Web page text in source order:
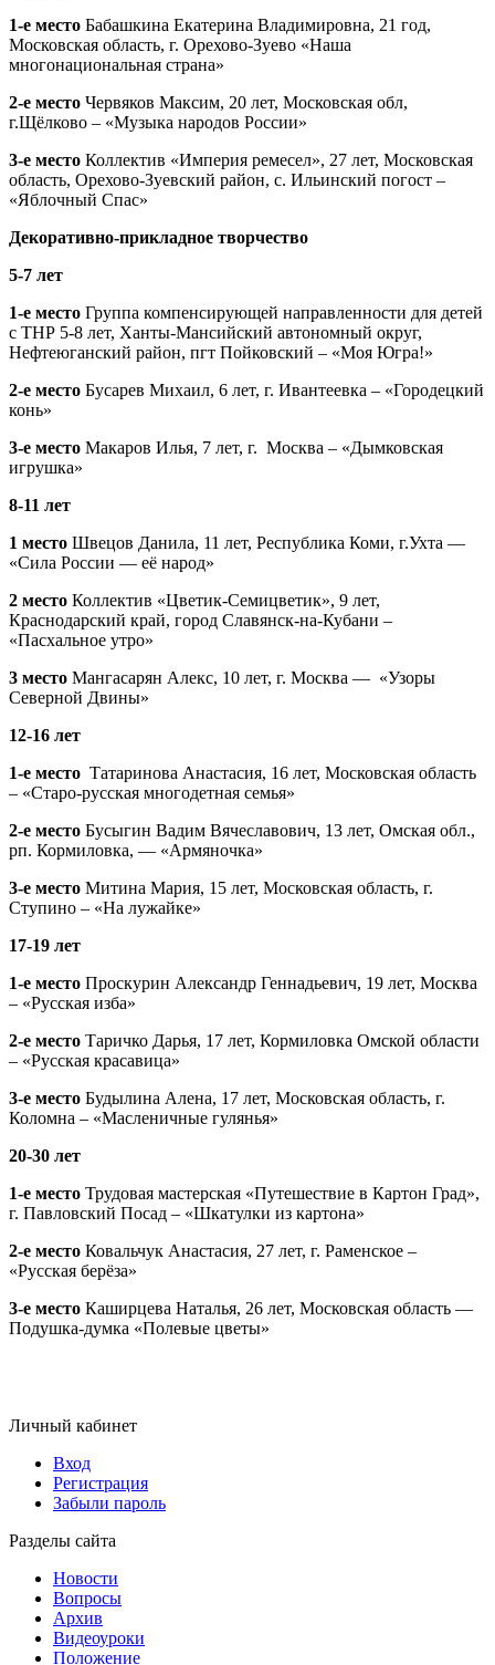
1-е место Бабашкина Екатерина Владимировна, 21 год,
Московская область, г. Орехово-Зуево «Наша
многонациональная страна»
2-е место Червяков Максим, 20 лет, Московская обл,
г.Щёлково – «Музыка народов России»
3-е место Коллектив «Империя ремесел», 27 лет, Московская
область, Орехово-Зуевский район, с. Ильинский погост –
«Яблочный Спас»
Декоративно-прикладное творчество
5-7 лет
1-е место Группа компенсирующей направленности для детей
с ТНР 5-8 лет, Ханты-Мансийский автономный округ,
Нефтеюганский район, пгт Пойковский – «Моя Югра!»
2-е место Бусарев Михаил, 6 лет, г. Ивантеевка – «Городецкий
конь»
3-е место Макаров Илья, 7 лет, г. Москва – «Дымковская
игрушка»
8-11 лет
1 место Швецов Данила, 11 лет, Республика Коми, г.Ухта —
«Сила России — её народ»
2 место Коллектив «Цветик-Семицветик», 9 лет,
Краснодарский край, город Славянск-на-Кубани –
«Пасхальное утро»
3 место Мангасарян Алекс, 10 лет, г. Москва — «Узоры
Северной Двины»
12-16 лет
1-е место Татаринова Анастасия, 16 лет, Московская область
– «Старо-русская многодетная семья»
2-е место Бусыгин Вадим Вячеславович, 13 лет, Омская обл.,
рп. Кормиловка, — «Армяночка»
3-е место Митина Мария, 15 лет, Московская область, г.
Ступино – «На лужайке»
17-19 лет
1-е место Проскурин Александр Геннадьевич, 19 лет, Москва
– «Русская изба»
2-е место Таричко Дарья, 17 лет, Кормиловка Омской области
– «Русская красавица»
3-е место Будылина Алена, 17 лет, Московская область, г.
Коломна – «Масленичные гулянья»
20-30 лет
1-е место Трудовая мастерская «Путешествие в Картон Град»,
г. Павловский Посад – «Шкатулки из картона»
2-е место Ковальчук Анастасия, 27 лет, г. Раменское –
«Русская берёза»
3-е место Каширцева Наталья, 26 лет, Московская область —
Подушка-думка «Полевые цветы»
Личный кабинет
Вход
Регистрация
Забыли пароль
Разделы сайта
Новости
Вопросы
Архив
Видеоуроки
Положение